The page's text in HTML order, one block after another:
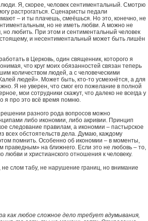
Я, скорее, человек сентиментальный. Смотрю
растрогаться. Сценаристы педали
– и ты плачешь, смеёшься. Но это, конечно, не
но не иметь любви. А можно не
но любить. При этом и сентиментальный человек
и несентиментальный может быть лишён
в Церковь, один священник, которого я
что круг моих обязанностей связан теперь
количеством людей, а с человеческими
людей». Может быть, кто-то усмехнётся, а для
Я не уверен, что смог его пожелание в полной
мои сотрудники скажут, что далеко не всегда у
я про это всё время помню.
разного рода вопросов можно
либо икономии, либо акривии. Принцип
следование правилам, а икономии – пастырское
всех обстоятельств дела. Думаю, каждому
помнить. Особенно об икономии – в моменты,
праведным» на ближнего. Если это не любовь – то,
любви и христианского отношения к человеку.
слом табу, не нарушение границ, но внимание
как любое сложное дело требует вдумывания,